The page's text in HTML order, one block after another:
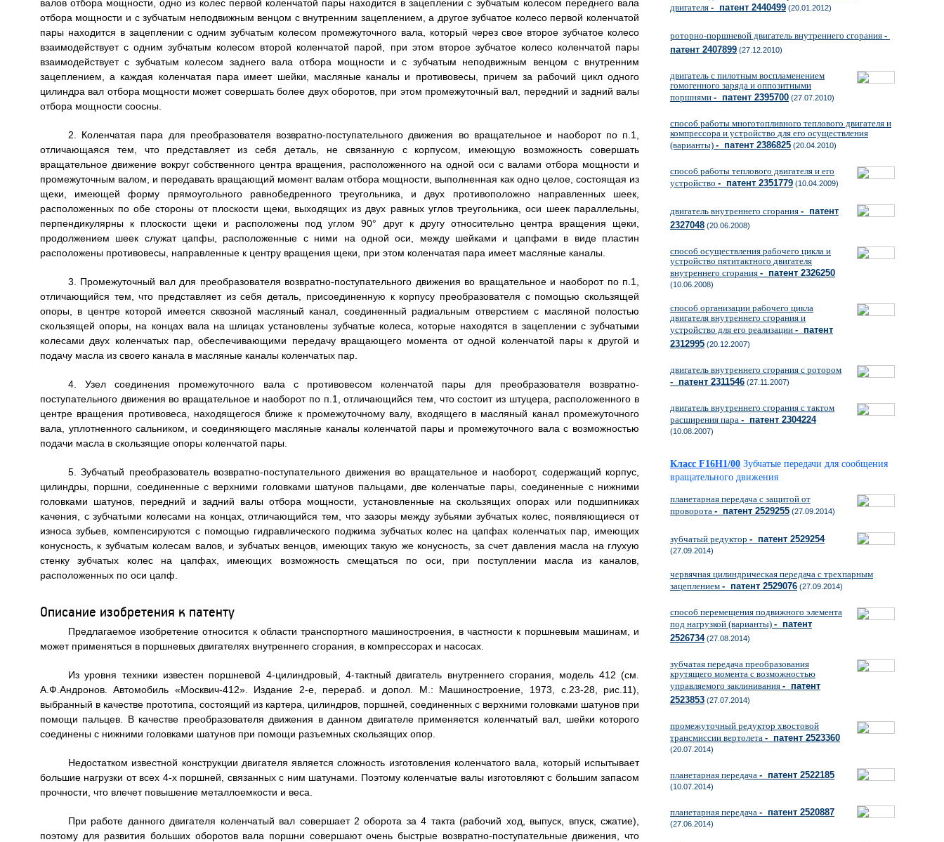
валов отбора мощности, одно из колес первой коленчатой пары находится в зацеплении с зубчатым колесом переднего вала
отбора мощности и с зубчатым неподвижным венцом с внутренним зацеплением, а другое зубчатое колесо первой коленчатой
пары находится в зацеплении с одним зубчатым колесом промежуточного вала, который через свое второе зубчатое колесо
взаимодействует с одним зубчатым колесом второй коленчатой парой, при этом второе зубчатое колесо коленчатой пары
взаимодействует с зубчатым колесом заднего вала отбора мощности и с зубчатым неподвижным венцом с внутренним
зацеплением, а каждая коленчатая пара имеет шейки, масляные каналы и противовесы, причем за рабочий цикл одного
цилиндра вал отбора мощности может совершать более двух оборотов, при этом промежуточный вал, передний и задний валы
отбора мощности соосны.
2. Коленчатая пара для преобразователя возвратно-поступательного движения во вращательное и наоборот по п.1,
отличающаяся тем, что представляет из себя деталь, не связанную с корпусом, имеющую возможность совершать
вращательное движение вокруг собственного центра вращения, расположенного на одной оси с валами отбора мощности и
промежуточным валом, и передавать вращающий момент валам отбора мощности, выполненная как одно целое, состоящая из
щеки, имеющей форму прямоугольного равнобедренного треугольника, и двух противоположно направленных шеек,
расположенных по обе стороны от плоскости щеки, выходящих из двух равных углов треугольника, оси шеек параллельны,
перпендикулярны к плоскости щеки и расположены под углом 90° друг к другу относительно центра вращения щеки,
продолжением шеек служат цапфы, расположенные с ними на одной оси, между шейками и цапфами в виде пластин
расположены противовесы, направленные к центру вращения щеки, при этом коленчатая пара имеет масляные каналы.
3. Промежуточный вал для преобразователя возвратно-поступательного движения во вращательное и наоборот по п.1,
отличающийся тем, что представляет из себя деталь, присоединенную к корпусу преобразователя с помощью скользящей
опоры, в центре которой имеется сквозной масляный канал, соединенный радиальным отверстием с масляной полостью
скользящей опоры, на концах вала на шлицах установлены зубчатые колеса, которые находятся в зацеплении с зубчатыми
колесами двух коленчатых пар, обеспечивающими передачу вращающего момента от одной коленчатой пары к другой и
подачу масла из своего канала в масляные каналы коленчатых пар.
4. Узел соединения промежуточного вала с противовесом коленчатой пары для преобразователя возвратно-
поступательного движения во вращательное и наоборот по п.1, отличающийся тем, что состоит из штуцера, расположенного в
центре вращения противовеса, находящегося ближе к промежуточному валу, входящего в масляный канал промежуточного
вала, уплотненного сальником, и соединяющего масляные каналы коленчатой пары и промежуточного вала с возможностью
подачи масла в скользящие опоры коленчатой пары.
5. Зубчатый преобразователь возвратно-поступательного движения во вращательное и наоборот, содержащий корпус,
цилиндры, поршни, соединенные с верхними головками шатунов пальцами, две коленчатые пары, соединенные с нижними
головками шатунов, передний и задний валы отбора мощности, установленные на скользящих опорах или подшипниках
качения, с зубчатыми колесами на концах, отличающийся тем, что зазоры между зубьями зубчатых колес, появляющиеся от
износа зубьев, компенсируются с помощью гидравлического поджима зубчатых колес на цапфах коленчатых пар, имеющих
конусность, к зубчатым колесам валов, и зубчатых венцов, имеющих такую же конусность, за счет давления масла на глухую
стенку зубчатых колес на цапфах, имеющих возможность смещаться по оси, при поступлении масла из каналов,
расположенных по оси цапф.
Описание изобретения к патенту
Предлагаемое изобретение относится к области транспортного машиностроения, в частности к поршневым машинам, и
может применяться в поршневых двигателях внутреннего сгорания, в компрессорах и насосах.
Из уровня техники известен поршневой 4-цилиндровый, 4-тактный двигатель внутреннего сгорания, модель 412 (см.
А.Ф.Андронов. Автомобиль «Москвич-412». Издание 2-е, перераб. и допол. М.: Машиностроение, 1973, с.23-28, рис.11),
выбранный в качестве прототипа, состоящий из картера, цилиндров, поршней, соединенных с верхними головками шатунов при
помощи пальцев. В качестве преобразователя движения в данном двигателе применяется коленчатый вал, шейки которого
соединены с нижними головками шатунов при помощи разъемных скользящих опор.
Недостатком известной конструкции двигателя является сложность изготовления коленчатого вала, который испытывает
большие нагрузки от всех 4-х поршней, связанных с ним шатунами. Поэтому коленчатые валы изготовляют с большим запасом
прочности, что влечет повышение металлоемкости и веса.
При работе данного двигателя коленчатый вал совершает 2 оборота за 4 такта (рабочий ход, выпуск, впуск, сжатие),
поэтому для развития больших оборотов вала поршни совершают очень быстрые возвратно-поступательные движения, что
двигателя - патент 2440499 (20.01.2012)
роторно-поршневой двигатель внутреннего сгорания -
патент 2407899 (27.12.2010)
двигатель с пилотным воспламенением
гомогенного заряда и оппозитными
поршнями - патент 2395700 (27.07.2010)
способ работы многотопливного теплового двигателя и
компрессора и устройство для его осуществления
(варианты) - патент 2386825 (20.04.2010)
способ работы теплового двигателя и его
устройство - патент 2351779 (10.04.2009)
двигатель внутреннего сгорания - патент
2327048 (20.06.2008)
способ осуществления рабочего цикла и
устройство пятитактного двигателя
внутреннего сгорания - патент 2326250
(10.06.2008)
способ организации рабочего цикла
двигателя внутреннего сгорания и
устройство для его реализации - патент
2312995 (20.12.2007)
двигатель внутреннего сгорания с ротором
- патент 2311546 (27.11.2007)
двигатель внутреннего сгорания с тактом
расширения пара - патент 2304224
(10.08.2007)
Класс F16H1/00 Зубчатые передачи для сообщения
вращательного движения
планетарная передача с защитой от
проворота - патент 2529255 (27.09.2014)
зубчатый редуктор - патент 2529254
(27.09.2014)
червячная цилиндрическая передача с трехпарным
зацеплением - патент 2529076 (27.09.2014)
способ перемещения подвижного элемента
под нагрузкой (варианты) - патент
2526734(27.08.2014)
зубчатая передача преобразования
крутящего момента с возможностью
управляемого заклинивания - патент
2523853 (27.07.2014)
промежуточный редуктор хвостовой
трансмиссии вертолета - патент 2523360
(20.07.2014)
планетарная передача - патент 2522185
(10.07.2014)
планетарная передача - патент 2520887
(27.06.2014)